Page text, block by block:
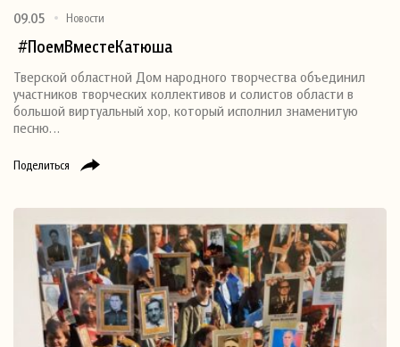
Поделиться
09.05 Новости
#ПоемВместеКатюша
Тверской областной Дом народного творчества объединил
участников творческих коллективов и солистов области в
большой виртуальный хор, который исполнил знаменитую
песню…